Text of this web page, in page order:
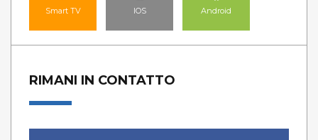
Smart TV IOS Android
RIMANI IN CONTATTO